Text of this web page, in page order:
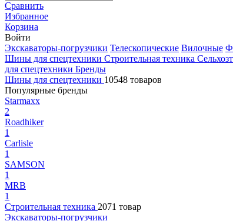
Сравнить
Избранное
Корзина
Войти
Экскаваторы-погрузчики Телескопические Вилочные
Шины для спецтехники Строительная техника
для спецтехники Бренды
Шины для спецтехники 10548 товаров
Популярные бренды
Starmaxx
2
Roadhiker
1
Carlisle
1
SAMSON
1
MRB
1
Строительная техника 2071 товар
Экскаваторы-погрузчики